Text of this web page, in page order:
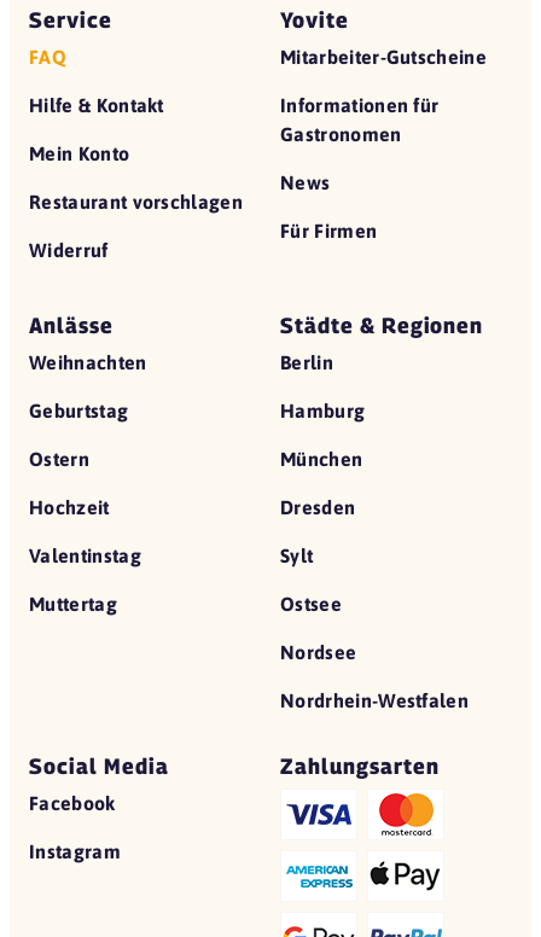
Service
FAQ
Hilfe & Kontakt
Mein Konto
Restaurant vorschlagen
Widerruf
Yovite
Mitarbeiter-Gutscheine
Informationen für
Gastronomen
News
Für Firmen
Anlässe
Weihnachten
Geburtstag
Ostern
Hochzeit
Valentinstag
Muttertag
Städte & Regionen
Berlin
Hamburg
München
Dresden
Sylt
Ostsee
Nordsee
Nordrhein-Westfalen
Social Media
Facebook
Instagram
Zahlungsarten